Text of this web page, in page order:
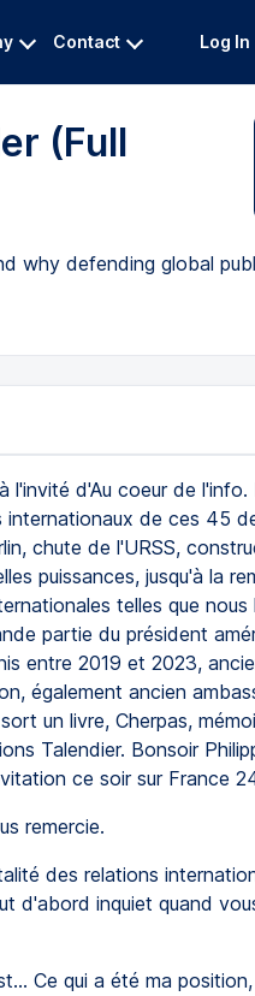
Contact Log In
(Full
why defending global
l'invité d'Au coeur de l'info.
de ces 45
chute de l'URSS,
puissances, jusqu'à la
telles que nous
partie du président
entre 2019 et 2023,
également ancien
un livre, Cherpas,
Talendier. Bonsoir
ce soir sur France
remercie.
des relations
d'abord inquiet quand
Ce qui a été ma